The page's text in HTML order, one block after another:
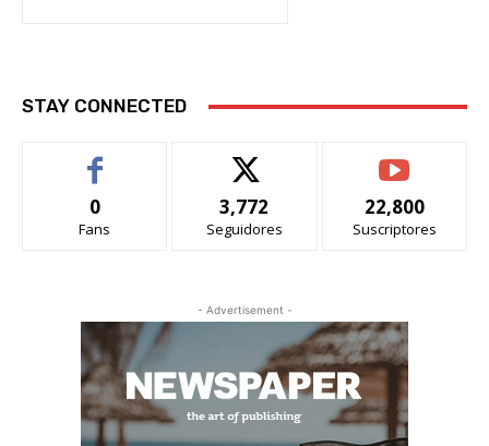
STAY CONNECTED
0
Fans
3,772
Seguidores
22,800
Suscriptores
- Advertisement -